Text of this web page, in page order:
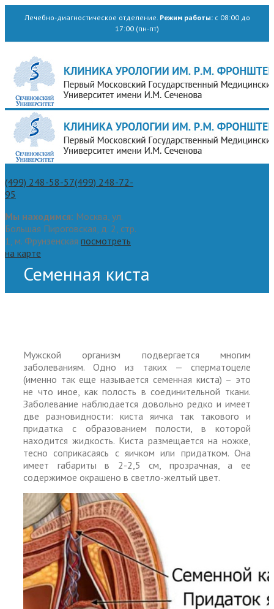
Лечебно-диагностическое отделение. Режим работы:с 08:00 до
17:00 (пн-пт)
(499) 248-58-57(499) 248-72-
95
Мы находимся: Москва, ул.
Большая Пироговская, д. 2, стр.
1, м. Фрунзенская посмотреть
на карте
Семенная киста
Мужской организм подвергается многим
заболеваниям. Одно из таких — сперматоцеле
(именно так еще называется семенная киста) – это
не что иное, как полость в соединительной ткани.
Заболевание наблюдается довольно редко и имеет
две разновидности: киста яичка так такового и
придатка с образованием полости, в которой
находится жидкость. Киста размещается на ножке,
тесно соприкасаясь с яичком или придатком. Она
имеет габариты в 2-2,5 см, прозрачная, а ее
содержимое окрашено в светло-желтый цвет.